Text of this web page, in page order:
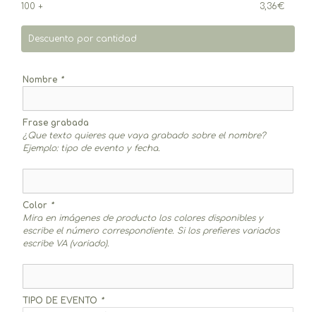
100 +
3,36€
Descuento por cantidad
Nombre *
Frase grabada
¿Que texto quieres que vaya grabado sobre el nombre?
Ejemplo: tipo de evento y fecha.
Color *
Mira en imágenes de producto los colores disponibles y
escribe el número correspondiente. Si los prefieres variados
escribe VA (variado).
TIPO DE EVENTO *